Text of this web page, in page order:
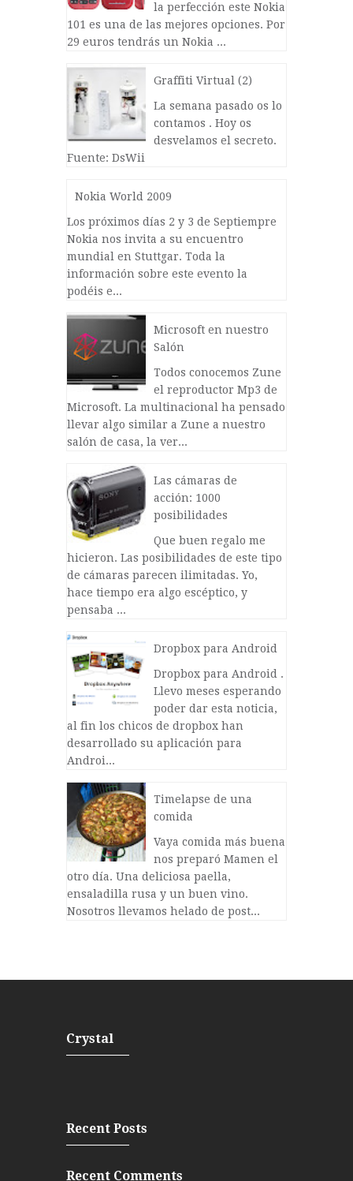
la perfección este Nokia
101 es una de las mejores opciones. Por
29 euros tendrás un Nokia ...
Graffiti Virtual (2)
La semana pasado os lo
contamos . Hoy os
desvelamos el secreto.
Fuente: DsWii
Nokia World 2009
Los próximos días 2 y 3 de Septiempre
Nokia nos invita a su encuentro
mundial en Stuttgar. Toda la
información sobre este evento la
podéis e...
Microsoft en nuestro
Salón
Todos conocemos Zune
el reproductor Mp3 de
Microsoft. La multinacional ha pensado
llevar algo similar a Zune a nuestro
salón de casa, la ver...
Las cámaras de
acción: 1000
posibilidades
Que buen regalo me
hicieron. Las posibilidades de este tipo
de cámaras parecen ilimitadas. Yo,
hace tiempo era algo escéptico, y
pensaba ...
Dropbox para Android
Dropbox para Android .
Llevo meses esperando
poder dar esta noticia,
al fin los chicos de dropbox han
desarrollado su aplicación para
Androi...
Timelapse de una
comida
Vaya comida más buena
nos preparó Mamen el
otro día. Una deliciosa paella,
ensaladilla rusa y un buen vino.
Nosotros llevamos helado de post...
Crystal
Recent Posts
Recent Comments